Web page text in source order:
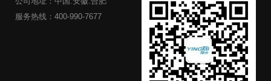
服务热线：400-990-7677